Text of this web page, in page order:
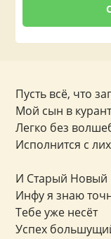
Пусть всё, что
Мой сын в
Легко без
Исполнится с
И Старый Новый
Инфу я знаю
Тебе уже несёт
Успех